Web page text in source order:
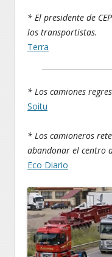
* El presidente de
los transportistas.
Terra
* Los camiones
Soitu
* Los camioneros
abandonar el centro
Eco Diario